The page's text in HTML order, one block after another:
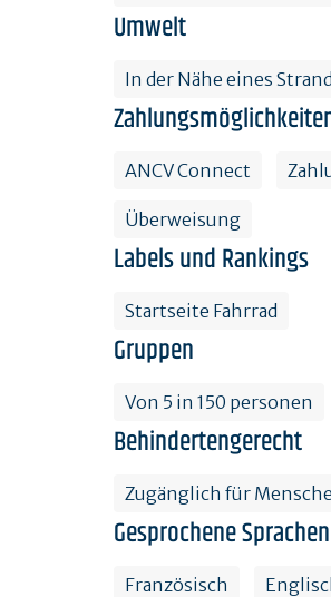
Umwelt
In der Nähe eines
ANCV Connect
Überweisung
Labels und Rankings
Startseite Fahrrad
Gruppen
Von 5 in 150 personen
Behindertengerecht
Zugänglich für
Gesprochene Sprachen
Französisch